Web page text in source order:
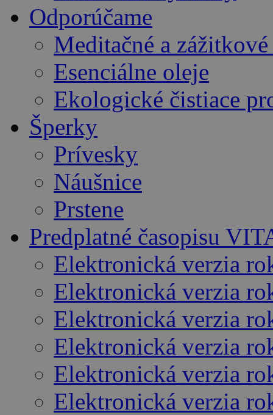
Odporúčame
Meditačné a
Esenciálne oleje
Ekologické čistiace
Šperky
Prívesky
Náušnice
Prstene
Predplatné časopisu
Elektronická verzia
Elektronická verzia
Elektronická verzia
Elektronická verzia
Elektronická verzia
Elektronická verzia